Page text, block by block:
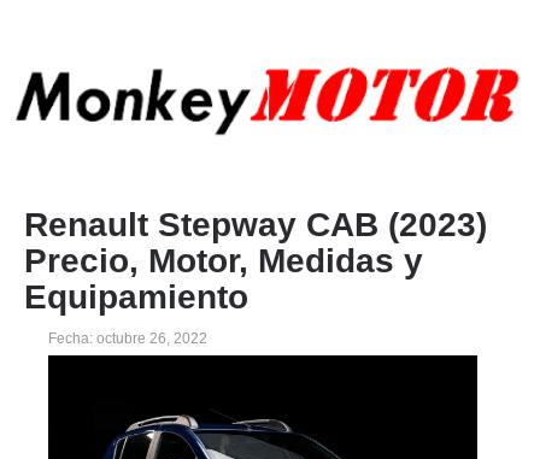
Renault Stepway CAB (2023)
Precio, Motor, Medidas y
Equipamiento
Fecha: octubre 26, 2022